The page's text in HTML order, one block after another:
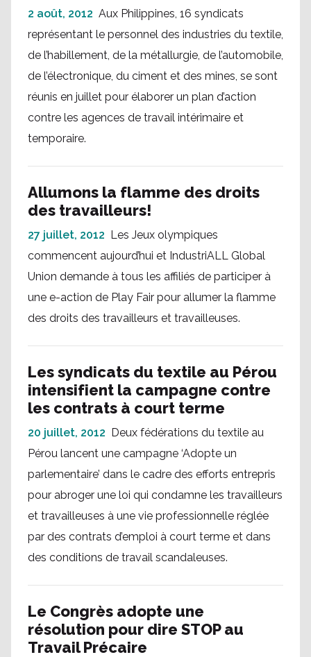
2 août, 2012 Aux Philippines, 16 syndicats
représentant le personnel des industries du textile,
de l’habillement, de la métallurgie, de l’automobile,
de l’électronique, du ciment et des mines, se sont
réunis en juillet pour élaborer un plan d’action
contre les agences de travail intérimaire et
temporaire.
Allumons la flamme des droits
des travailleurs!
27 juillet, 2012 Les Jeux olympiques
commencent aujourd’hui et IndustriALL Global
Union demande à tous les affiliés de participer à
une e-action de Play Fair pour allumer la flamme
des droits des travailleurs et travailleuses.
Les syndicats du textile au Pérou
intensifient la campagne contre
les contrats à court terme
20 juillet, 2012 Deux fédérations du textile au
Pérou lancent une campagne ‘Adopte un
parlementaire’ dans le cadre des efforts entrepris
pour abroger une loi qui condamne les travailleurs
et travailleuses à une vie professionnelle réglée
par des contrats d’emploi à court terme et dans
des conditions de travail scandaleuses.
Le Congrès adopte une
résolution pour dire STOP au
Travail Précaire